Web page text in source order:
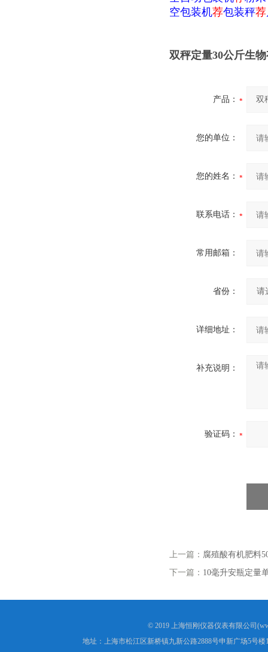
空包装机荐包装秤荐
双秤定量30公斤生
产品：
您的单位：
您的姓名：
联系电话：
常用邮箱：
省份：
详细地址：
补充说明：
验证码：
上一篇： 腐殖酸有机肥料
下一篇： 10毫升安瓶定量
© 2019 上海恒刚仪器仪表有限公司
地址：上海市松江区新桥镇九新公路2888号申新广场5号楼